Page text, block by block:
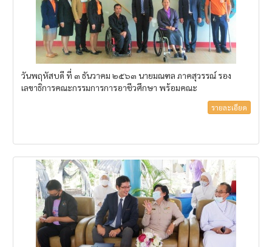
วันพฤหัสบดี ที่ ๓ ธันวาคม ๒๕๖๓ นายมณฑล ภาคสุวรรณ์ รอง
เลขาธิการคณะกรรมการการอาชีวศึกษา พร้อมคณะ
รายละเอียด